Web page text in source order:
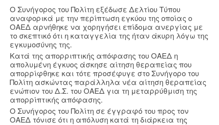
Ο Συνήγορος του Πολίτη εξέδωσε Δελτίου Τύπου
αναφορικά με την περίπτωση εγκύου της οποίας ο
ΟΑΕΔ αρνήθηκε να χορηγήσει επίδομα ανεργίας με
το σκεπτικό ότι η καταγγελία της ήταν άκυρη λόγω της
εγκυμοσύνης της.
Κατά της απορριπτικής απόφασης του ΟΑΕΔ η
απολυμένη έγκυος άσκησε αίτηση θεραπείας που
απορρίφθηκε και τότε προσέφυγε στο Συνήγορο του
Πολίτη ασκώντας παράλληλα νέα αίτηση θεραπείας
ενώπιον του Δ.Σ. του ΟΑΕΔ για τη μεταρρύθμιση της
απορρίπτικής απόφασης.
Ο Συνήγορος του Πολίτη σε έγγραφό του προς τον
ΟΑΕΔ τόνισε ότι η απόλυση κατά τη διάρκεια της